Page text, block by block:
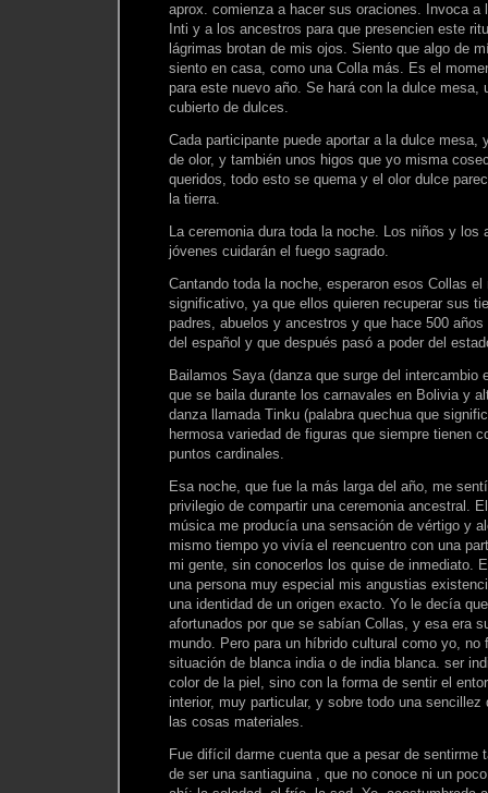
aprox. comienza a hacer sus oraciones. Invoca a
Inti y a los ancestros para que presencien este
lágrimas brotan de mis ojos. Siento que algo de
siento en casa, como una Colla más. Es el
para este nuevo año. Se hará con la dulce mesa,
cubierto de dulces.
Cada participante puede aportar a la dulce mesa,
de olor, y también unos higos que yo misma
queridos, todo esto se quema y el olor dulce
la tierra.
La ceremonia dura toda la noche. Los niños y los
jóvenes cuidarán el fuego sagrado.
Cantando toda la noche, esperaron esos Collas
significativo, ya que ellos quieren recuperar sus
padres, abuelos y ancestros y que hace 500
del español y que después pasó a poder del
Bailamos Saya (danza que surge del intercambio
que se baila durante los carnavales en Bolivia y
danza llamada Tinku (palabra quechua que
hermosa variedad de figuras que siempre tienen
puntos cardinales.
Esa noche, que fue la más larga del año, me
privilegio de compartir una ceremonia ancestral.
música me producía una sensación de vértigo y
mismo tiempo yo vivía el reencuentro con una
mi gente, sin conocerlos los quise de inmediato.
una persona muy especial mis angustias
una identidad de un origen exacto. Yo le decía
afortunados por que se sabían Collas, y esa era
mundo. Pero para un híbrido cultural como yo, no
situación de blanca india o de india blanca. ser
color de la piel, sino con la forma de sentir el
interior, muy particular, y sobre todo una
las cosas materiales.
Fue difícil darme cuenta que a pesar de sentirme
de ser una santiaguina , que no conoce ni un